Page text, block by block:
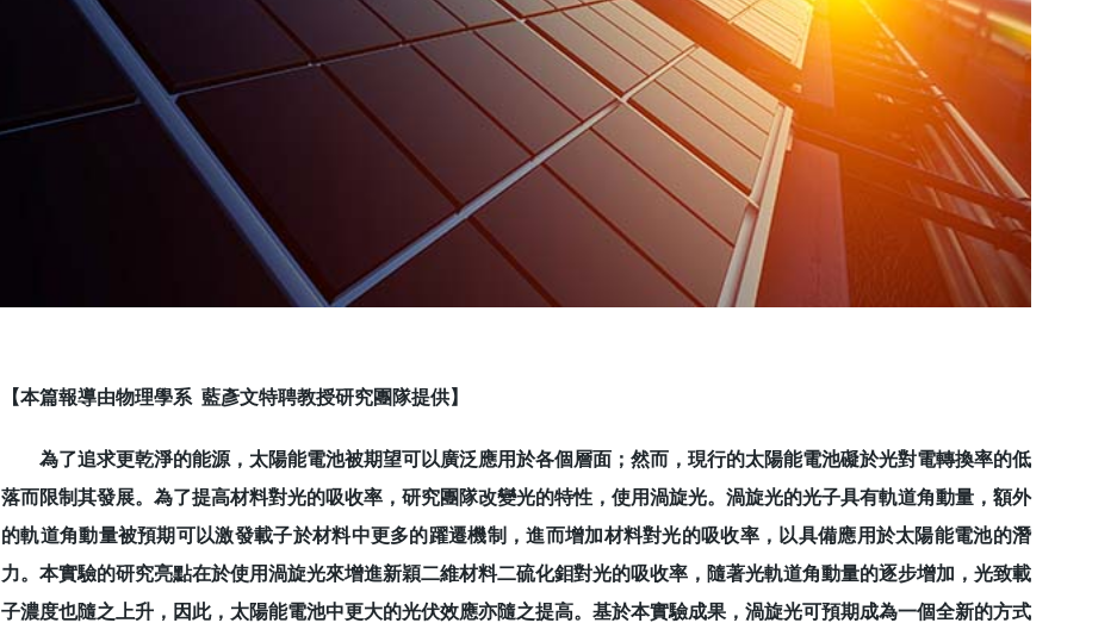
【本篇報導由物理學系 藍彥文特聘教授研究團隊提供】
為了追求更乾淨的能源，太陽能電池被期望可以廣泛應用於各個層面；然而，現行的太陽能電池礙於光對電轉換率的低
落而限制其發展。為了提高材料對光的吸收率，研究團隊改變光的特性，使用渦旋光。渦旋光的光子具有軌道角動量，額外
的軌道角動量被預期可以激發載子於材料中更多的躍遷機制，進而增加材料對光的吸收率，以具備應用於太陽能電池的潛
力。本實驗的研究亮點在於使用渦旋光來增進新穎二維材料二硫化鉬對光的吸收率，隨著光軌道角動量的逐步增加，光致載
子濃度也隨之上升，因此，太陽能電池中更大的光伏效應亦隨之提高。基於本實驗成果，渦旋光可預期成為一個全新的方式